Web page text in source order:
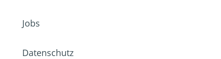
Jobs
Datenschutz